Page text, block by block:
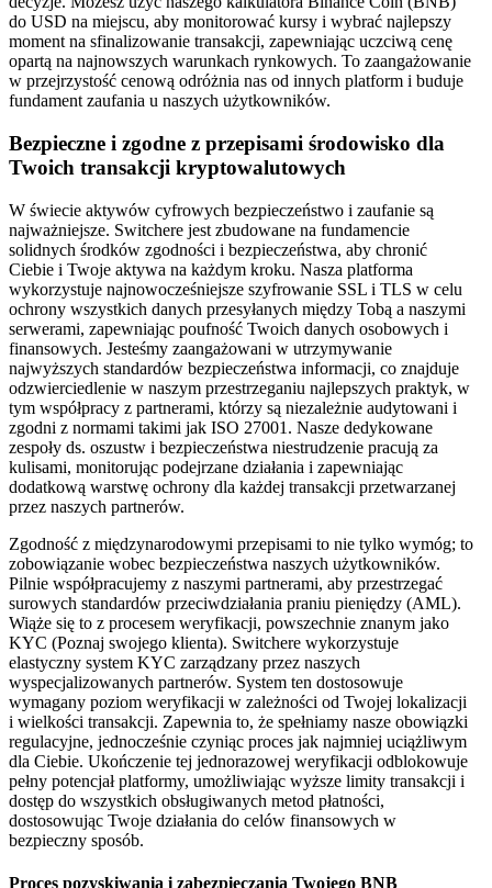
do USD na miejscu, aby monitorować kursy i wybrać najlepszy
moment na sfinalizowanie transakcji, zapewniając uczciwą cenę
opartą na najnowszych warunkach rynkowych. To zaangażowanie
w przejrzystość cenową odróżnia nas od innych platform i buduje
fundament zaufania u naszych użytkowników.
Bezpieczne i zgodne z przepisami środowisko dla
Twoich transakcji kryptowalutowych
W świecie aktywów cyfrowych bezpieczeństwo i zaufanie są
najważniejsze. Switchere jest zbudowane na fundamencie
solidnych środków zgodności i bezpieczeństwa, aby chronić
Ciebie i Twoje aktywa na każdym kroku. Nasza platforma
wykorzystuje najnowocześniejsze szyfrowanie SSL i TLS w celu
ochrony wszystkich danych przesyłanych między Tobą a naszymi
serwerami, zapewniając poufność Twoich danych osobowych i
finansowych. Jesteśmy zaangażowani w utrzymywanie
najwyższych standardów bezpieczeństwa informacji, co znajduje
odzwierciedlenie w naszym przestrzeganiu najlepszych praktyk, w
tym współpracy z partnerami, którzy są niezależnie audytowani i
zgodni z normami takimi jak ISO 27001. Nasze dedykowane
zespoły ds. oszustw i bezpieczeństwa niestrudzenie pracują za
kulisami, monitorując podejrzane działania i zapewniając
dodatkową warstwę ochrony dla każdej transakcji przetwarzanej
przez naszych partnerów.
Zgodność z międzynarodowymi przepisami to nie tylko wymóg; to
zobowiązanie wobec bezpieczeństwa naszych użytkowników.
Pilnie współpracujemy z naszymi partnerami, aby przestrzegać
surowych standardów przeciwdziałania praniu pieniędzy (AML).
Wiąże się to z procesem weryfikacji, powszechnie znanym jako
KYC (Poznaj swojego klienta). Switchere wykorzystuje
elastyczny system KYC zarządzany przez naszych
wyspecjalizowanych partnerów. System ten dostosowuje
wymagany poziom weryfikacji w zależności od Twojej lokalizacji
i wielkości transakcji. Zapewnia to, że spełniamy nasze obowiązki
regulacyjne, jednocześnie czyniąc proces jak najmniej uciążliwym
dla Ciebie. Ukończenie tej jednorazowej weryfikacji odblokowuje
pełny potencjał platformy, umożliwiając wyższe limity transakcji i
dostęp do wszystkich obsługiwanych metod płatności,
dostosowując Twoje działania do celów finansowych w
bezpieczny sposób.
Proces pozyskiwania i zabezpieczania Twojego BNB